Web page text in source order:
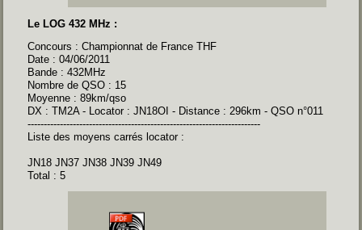
Le LOG 432 MHz :
Concours : Championnat de France THF
Date : 04/06/2011
Bande : 432MHz
Nombre de QSO : 15
Moyenne : 89km/qso
DX : TM2A - Locator : JN18OI - Distance : 296km - QSO n°011
------------------------------------------------------------------------
Liste des moyens carrés locator :
JN18 JN37 JN38 JN39 JN49
Total : 5